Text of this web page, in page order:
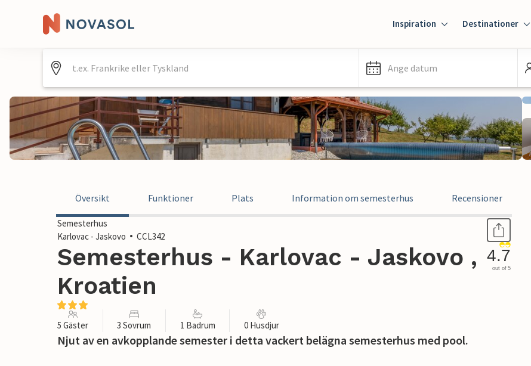
Inspiration Destinationer
Ange datum
Översikt Funktioner Plats Information om semesterhus Recensioner
Semesterhus
Karlovac - Jaskovo
CCL342
Semesterhus - Karlovac - Jaskovo ,
Kroatien
4.7
out of 5
5 Gäster 3 Sovrum 1 Badrum 0 Husdjur
Njut av en avkopplande semester i detta vackert belägna semesterhus med pool.